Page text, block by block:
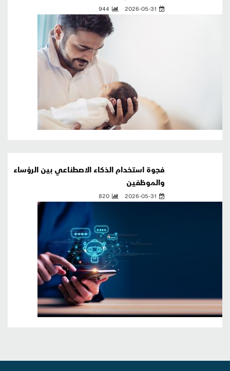
2026-05-31
944
فجوة استخدام الذكاء الاصطناعي بين الرؤساء
والموظفين
2026-05-31
820